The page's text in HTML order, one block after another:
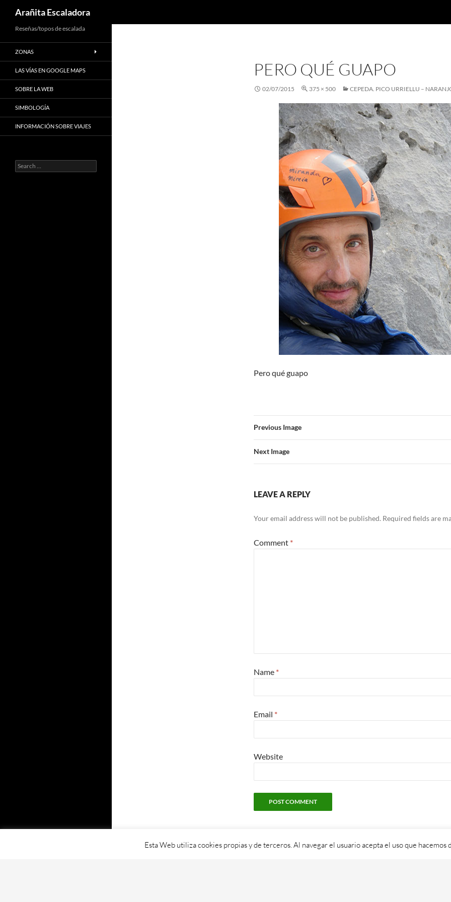
to
content
Arañita Escaladora
PERO QUÉ GUAPO
02/07/2015 375 × 500 CEPEDA. PICO URRIELLU –
Pero qué guapo
Previous Image
Next Image
LEAVE A REPLY
Your email address will not be published. Required fields are
Comment *
Name *
Email *
Website
Reseñas/topos de escalada
ZONAS
LAS VÍAS EN GOOGLE MAPS
SOBRE LA WEB
SIMBOLOGÍA
INFORMACIÓN SOBRE VIAJES
Search
for:
Esta Web utiliza cookies propias y de terceros. Al navegar el usuario acepta el uso que hacemos